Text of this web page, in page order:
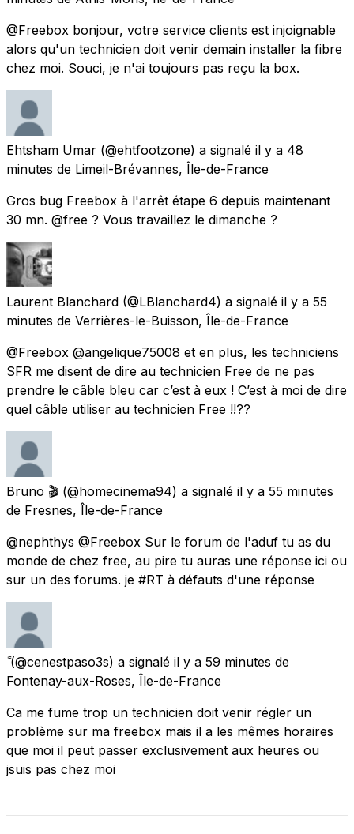
@Freebox bonjour, votre service clients est injoignable
alors qu'un technicien doit venir demain installer la fibre
chez moi. Souci, je n'ai toujours pas reçu la box.
Ehtsham Umar (@ehtfootzone) a signalé il y a 48
minutes de Limeil-Brévannes, Île-de-France
Gros bug Freebox à l'arrêt étape 6 depuis maintenant
30 mn. @free ? Vous travaillez le dimanche ?
Laurent Blanchard (@LBlanchard4) a signalé il y a 55
minutes de Verrières-le-Buisson, Île-de-France
@Freebox @angelique75008 et en plus, les techniciens
SFR me disent de dire au technicien Free de ne pas
prendre le câble bleu car c’est à eux ! C’est à moi de dire
quel câble utiliser au technicien Free !!??
Bruno 🎬 (@homecinema94) a signalé il y a 55 minutes
de Fresnes, Île-de-France
@nephthys @Freebox Sur le forum de l'aduf tu as du
monde de chez free, au pire tu auras une réponse ici ou
sur un des forums. je #RT à défauts d'une réponse
(@cenestpaso3s) a signalé il y a 59 minutes de
Fontenay-aux-Roses, Île-de-France
Ca me fume trop un technicien doit venir régler un
problème sur ma freebox mais il a les mêmes horaires
que moi il peut passer exclusivement aux heures ou
jsuis pas chez moi